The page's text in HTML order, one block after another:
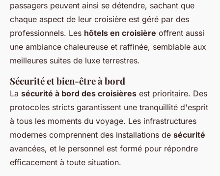
passagers peuvent ainsi se détendre, sachant que
chaque aspect de leur croisière est géré par des
professionnels. Les hôtels en croisière offrent aussi
une ambiance chaleureuse et raffinée, semblable aux
meilleures suites de luxe terrestres.
Sécurité et bien-être à bord
La sécurité à bord des croisières est prioritaire. Des
protocoles stricts garantissent une tranquillité d'esprit
à tous les moments du voyage. Les infrastructures
modernes comprennent des installations de sécurité
avancées, et le personnel est formé pour répondre
efficacement à toute situation.